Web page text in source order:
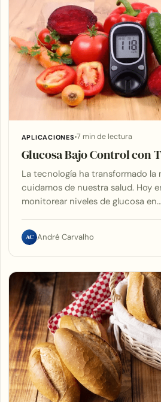
APLICACIONES 7 min de lectura
Glucosa Bajo Control con
La tecnología ha transformado la
cuidamos de nuestra salud. Hoy
monitorear niveles de glucosa en…
AC André Carvalho